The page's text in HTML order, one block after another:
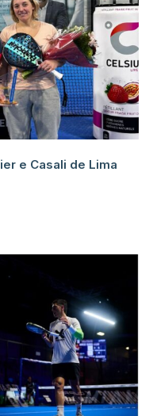
e Casali de Lima